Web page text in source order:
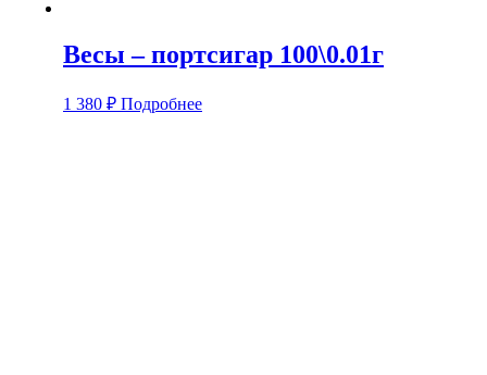
Весы – портсигар 100\0.01г
1 380 ₽ Подробнее